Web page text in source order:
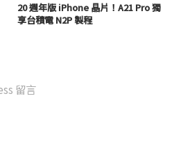
20 週年版 iPhone 晶片！A21 Pro 獨
享台積電 N2P 製程
留言